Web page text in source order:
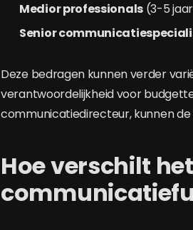
Medior professionals (3-5
Senior
Deze bedragen kunnen verder
verantwoordelijkheid voor
communicatiedirecteur, kunnen
Hoe verschilt